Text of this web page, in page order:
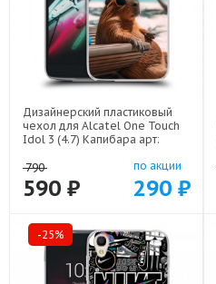
Дизайнерский пластиковый
чехол для Alcatel One Touch
Idol 3 (4.7) Капибара арт:
790
590 ₽
по акции
290 ₽
-25%